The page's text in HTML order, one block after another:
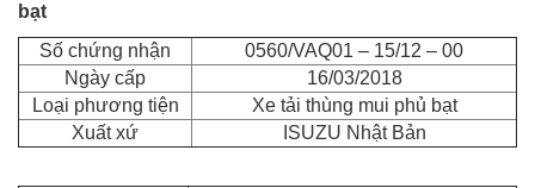
bạt
Số chứng nhận
0560/VAQ01 – 15/12 – 00
Ngày cấp
16/03/2018
Loại phương tiện
Xe tải thùng mui phủ bạt
Xuất xứ
ISUZU Nhật Bản